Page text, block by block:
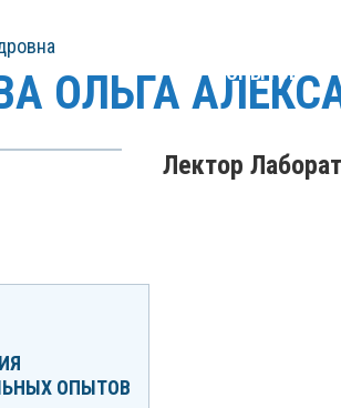
ОЛЬГА
Лектор
ОПЫТОВ
ОПЫТОВ